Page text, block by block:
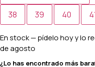
38
39 40
En stock— pídelo hoy y lo
de agosto
¿Lo has encontrado más